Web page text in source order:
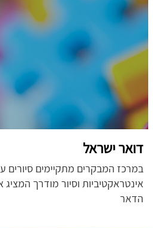
דואר ישראל
במרכז המבקרים מתקיימים סיורים
אינטראקטיביות וסיור מודרך
הדאר